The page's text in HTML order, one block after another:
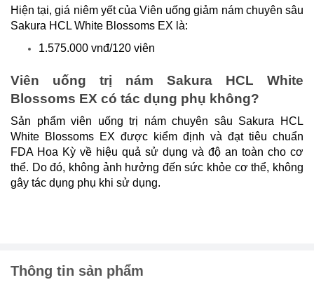
Hiện tại, giá niêm yết của Viên uống giảm nám chuyên sâu
Sakura HCL White Blossoms EX là:
1.575.000 vnđ/120 viên
Viên uống trị nám Sakura HCL White
Blossoms EX có tác dụng phụ không?
Sản phẩm viên uống trị nám chuyên sâu Sakura HCL
White Blossoms EX được kiểm định và đạt tiêu chuẩn
FDA Hoa Kỳ về hiệu quả sử dụng và độ an toàn cho cơ
thể. Do đó, không ảnh hưởng đến sức khỏe cơ thể, không
gây tác dụng phụ khi sử dụng.
Thông tin sản phẩm